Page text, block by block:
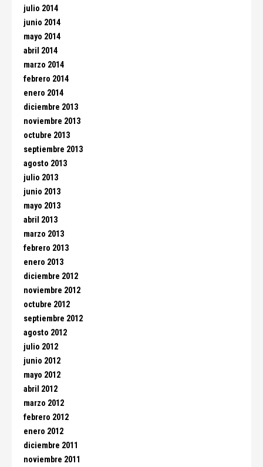
julio 2014
junio 2014
mayo 2014
abril 2014
marzo 2014
febrero 2014
enero 2014
diciembre 2013
noviembre 2013
octubre 2013
septiembre 2013
agosto 2013
julio 2013
junio 2013
mayo 2013
abril 2013
marzo 2013
febrero 2013
enero 2013
diciembre 2012
noviembre 2012
octubre 2012
septiembre 2012
agosto 2012
julio 2012
junio 2012
mayo 2012
abril 2012
marzo 2012
febrero 2012
enero 2012
diciembre 2011
noviembre 2011